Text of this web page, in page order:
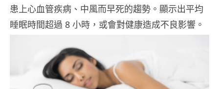
患上心血管疾病、中風而早死的趨勢。顯示出平均
睡眠時間超過 8 小時，或會對健康造成不良影響。